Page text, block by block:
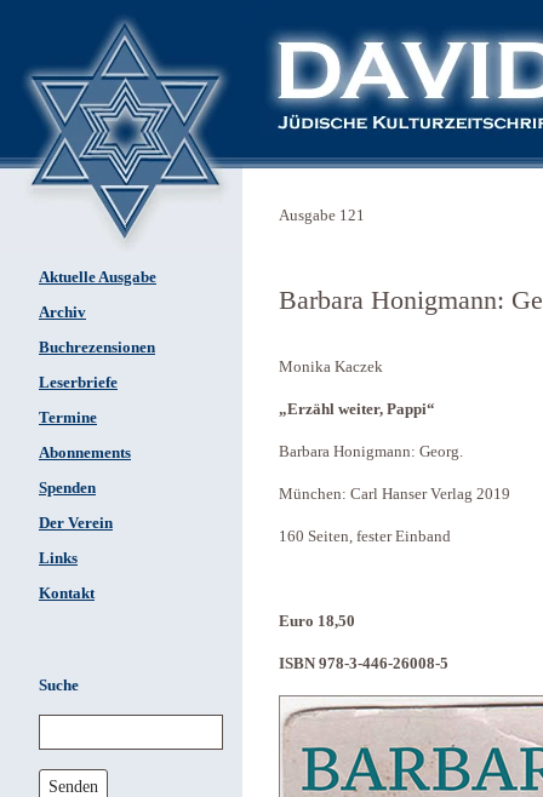
Aktuelle Ausgabe
Archiv
Buchrezensionen
Leserbriefe
Termine
Abonnements
Spenden
Der Verein
Links
Kontakt
Suche
Senden
Ausgabe 121
Barbara Honigmann:
Monika Kaczek
„Erzähl weiter, Pappi“
Barbara Honigmann: Georg.
München: Carl Hanser Verlag 2019
160 Seiten, fester Einband
Euro 18,50
ISBN 978-3-446-26008-5